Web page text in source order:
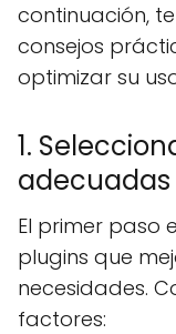
continuación,
consejos
optimizar su
1.
adecuadas
El primer paso
plugins que
necesidades.
factores: